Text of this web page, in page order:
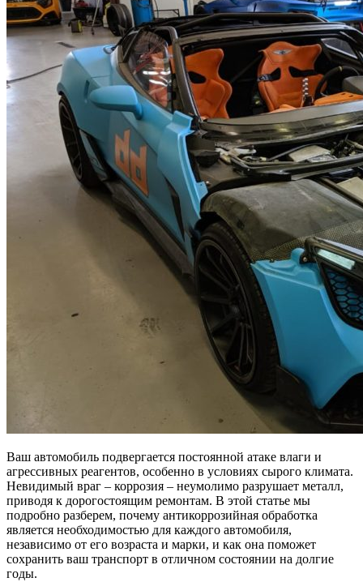
Ваш автомобиль подвергается постоянной атаке влаги и
агрессивных реагентов, особенно в условиях сырого климата.
Невидимый враг – коррозия – неумолимо разрушает металл,
приводя к дорогостоящим ремонтам. В этой статье мы
подробно разберем, почему антикоррозийная обработка
является необходимостью для каждого автомобиля,
независимо от его возраста и марки, и как она поможет
сохранить ваш транспорт в отличном состоянии на долгие
годы.